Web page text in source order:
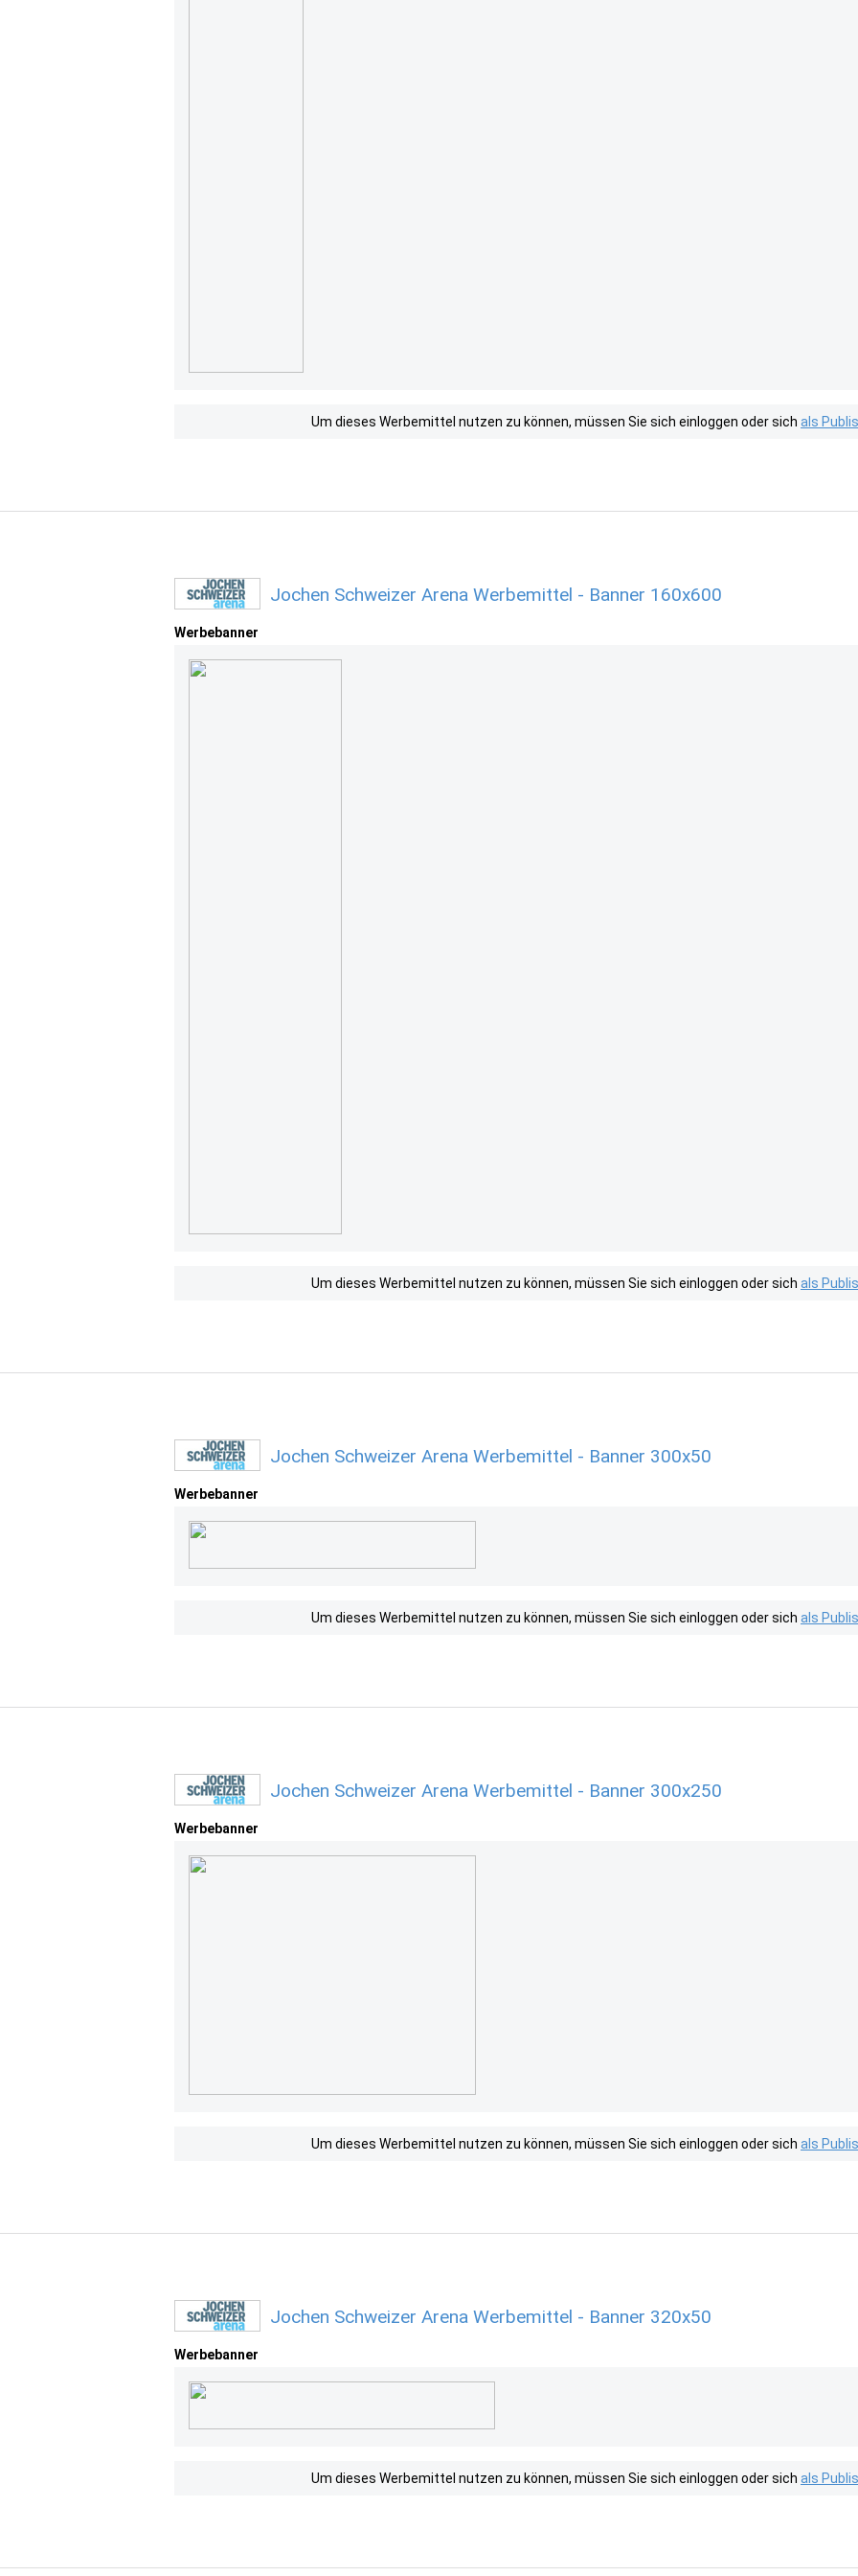
Um dieses Werbemittel nutzen zu können, müssen Sie sich einloggen oder sich als
Jochen Schweizer Arena Werbemittel - Banner 160x600
Werbebanner
Um dieses Werbemittel nutzen zu können, müssen Sie sich einloggen oder sich als
Jochen Schweizer Arena Werbemittel - Banner 300x50
Werbebanner
Um dieses Werbemittel nutzen zu können, müssen Sie sich einloggen oder sich als
Jochen Schweizer Arena Werbemittel - Banner 300x250
Werbebanner
Um dieses Werbemittel nutzen zu können, müssen Sie sich einloggen oder sich als
Jochen Schweizer Arena Werbemittel - Banner 320x50
Werbebanner
Um dieses Werbemittel nutzen zu können, müssen Sie sich einloggen oder sich als